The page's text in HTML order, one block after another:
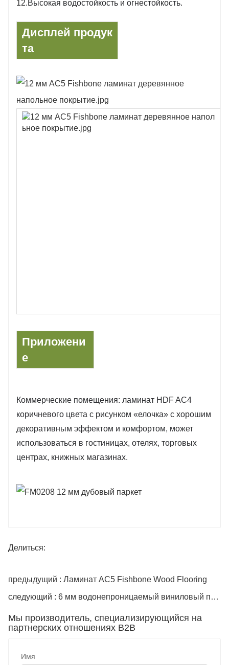
12.Высокая водостойкость и огнестойкость.
Дисплей продук
та
Приложени
е
Коммерческие помещения: ламинат HDF AC4
коричневого цвета с рисунком «елочка» с хорошим
декоративным эффектом и комфортом, может
использоваться в гостиницах, отелях, торговых
центрах, книжных магазинах.
Делиться:
предыдущий : Ламинат AC5 Fishbone Wood Flooring
следующий : 6 мм водонепроницаемый виниловый пол SPC с деревянным зерном
Мы производитель, специализирующийся на
партнерских отношениях B2B
Имя